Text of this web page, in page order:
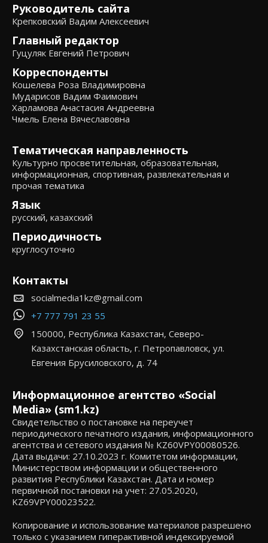
Руководитель сайта
Крепковский Вадим Алексеевич
Главный редактор
Гуцуляк Евгений Петрович
Корреспонденты
Кошелева Роза Владимировна
Мударисов Вадим Фаимович
Харламова Анастасия Андреевна
Чмель Елена Вячеславовна
Тематическая направленность
Культурно просветительная, образовательная,
информационная, спортивная, развлекательная и
прочая тематика
Язык
русский, казахский
Периодичность
круглосуточно
Контакты
socialmedia1kz@gmail.com
+7 777 791 23 55
150000, Республика Казахстан, Северо-
Казахстанская область, г. Петропавловск, ул.
Евгения Брусиловского, д. 74
Информационное агентство «Social
Media» (sm1.kz)
Свидетельство о постановке на переучет
периодического печатного издания, информационного
агентства и сетевого издания № KZ60VPY00080526.
Дата выдачи: 27.10.2023 г. Комитетом информации,
Министерством информации и общественного
развития Республики Казахстан. Дата и номер
первичной постановки на учет: 27.05.2020,
KZ69VPY00023522.
Копирование и использование материалов разрешено
только с указанием гиперактивной индексируемой